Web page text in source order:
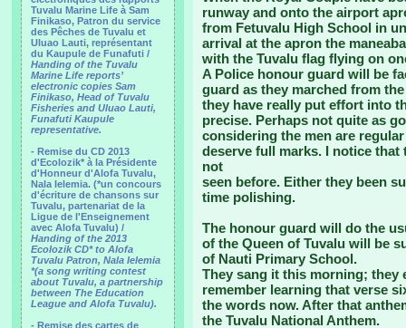
Tuvalu Marine Life à Sam
Finikaso, Patron du service
des Pêches de Tuvalu et
Uluao Lauti, représentant
du Kaupule de Funafuti /
Handing of the Tuvalu
Marine Life reports’
electronic copies Sam
Finikaso, Head of Tuvalu
Fisheries and Uluao Lauti,
Funafuti Kaupule
representative.
- Remise du CD 2013
d'Ecolozik* à la Présidente
d'Honneur d'Alofa Tuvalu,
Nala Ielemia. (*un concours
d'écriture de chansons sur
Tuvalu, partenariat de la
Ligue de l'Enseignement
avec Alofa Tuvalu) /
Handing of the 2013
Ecolozik CD* to Alofa
Tuvalu Patron, Nala Ielemia
*(a song writing contest
about Tuvalu, a partnership
between The Education
League and Alofa Tuvalu).
- Remise des cartes de
runway and onto the airport
from Fetuvalu High School in
arrival at the apron the
with the Tuvalu flag flying on
A Police honour guard will be
guard as they marched from
they have really put effort into
precise. Perhaps not quite as
considering the men are
deserve full marks. I notice
not
seen before. Either they been
time polishing.
The honour guard will do the
of the Queen of Tuvalu will be
of Nauti Primary School.
They sang it this morning; they
remember learning that verse
the words now. After that
the Tuvalu National Anthem.